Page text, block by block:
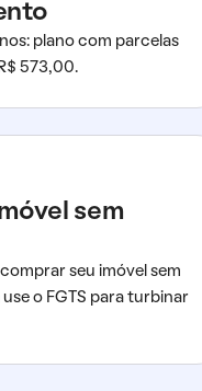
plano com parcelas
573,00.
sem
seu imóvel sem
o FGTS para turbinar